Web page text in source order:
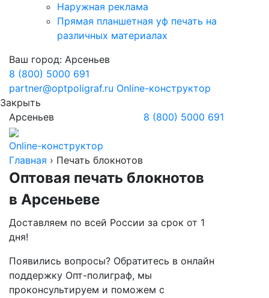
Наружная реклама
Прямая планшетная уф печать на
различных материалах
Ваш город: Арсеньев
8 (800) 5000 691
partner@optpoligraf.ru Online-конструктор
Закрыть
Арсеньев
8 (800) 5000 691
Online-конструктор
Главная › Печать блокнотов
Оптовая печать блокнотов
в Арсеньеве
Доставляем по всей России за срок от 1
дня!
Появились вопросы? Обратитесь в онлайн
поддержку Опт-полиграф, мы
проконсультируем и поможем с